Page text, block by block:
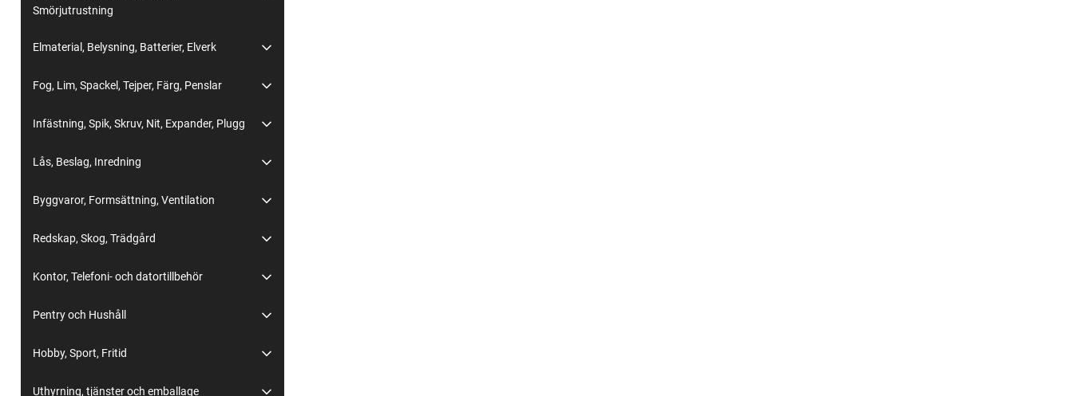
Smörjutrustning
Elmaterial, Belysning, Batterier, Elverk
Fog, Lim, Spackel, Tejper, Färg, Penslar
Infästning, Spik, Skruv, Nit, Expander, Plugg
Lås, Beslag, Inredning
Byggvaror, Formsättning, Ventilation
Redskap, Skog, Trädgård
Kontor, Telefoni- och datortillbehör
Pentry och Hushåll
Hobby, Sport, Fritid
Uthyrning, tjänster och emballage